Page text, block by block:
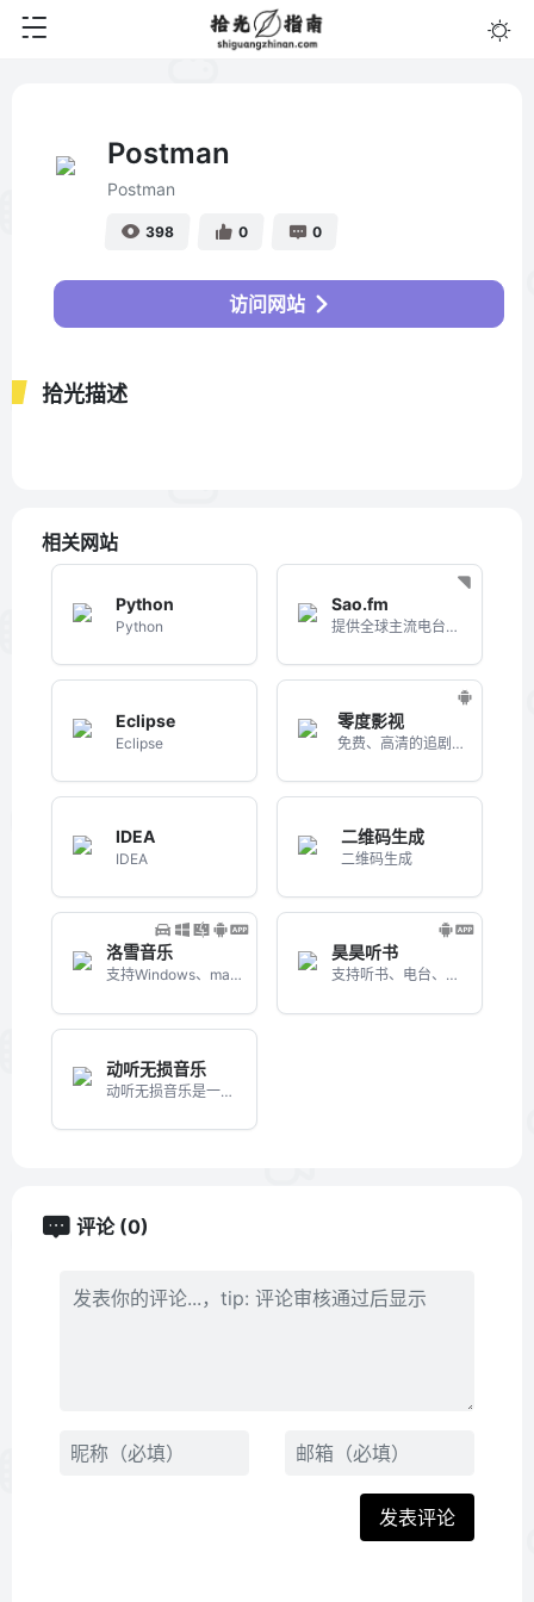
Postman
Postman
398 0 0
访问网站
拾光描述
相关网站
Python
Python
Sao.fm
提供全球主流电台流媒体、音乐电台收听的网站
Eclipse
Eclipse
零度影视
免费、高清的追剧APP
IDEA
IDEA
二维码生成
二维码生成
洛雪音乐
支持Windows、macOS、Android三端的音乐播放器
昊昊听书
支持听书、电台、电视直播、音乐、戏曲的综合APP软件
动听无损音乐
动听无损音乐是一个音乐资源...
评论 (0)
发表评论